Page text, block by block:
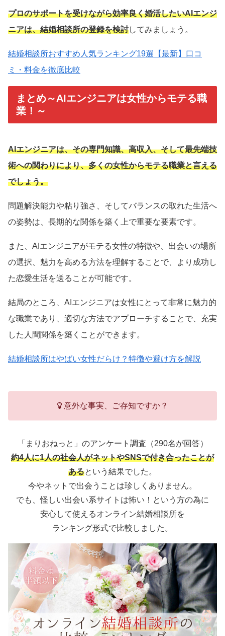
プロのサポートを受けながら効率良く婚活したいAIエンジ
ニアは、結婚相談所の登録を検討してみましょう。
結婚相談所おすすめ人気ランキング19選【最新】口コ
ミ・料金を徹底比較
まとめ～AIエンジニアは女性からモテる職
業！～
AIエンジニアは、その専門知識、高収入、そして最先端技
術への関わりにより、多くの女性からモテる職業と言える
でしょう。
問題解決能力や粘り強さ、そしてバランスの取れた生活へ
の姿勢は、長期的な関係を築く上で重要な要素です。
また、AIエンジニアがモテる女性の特徴や、出会いの場所
の選択、魅力を高める方法を理解することで、より成功し
た恋愛生活を送ることが可能です。
結局のところ、AIエンジニアは女性にとって非常に魅力的
な職業であり、適切な方法でアプローチすることで、充実
した人間関係を築くことができます。
結婚相談所はやばい女性だらけ？特徴や避け方を解説
意外な事実、ご存知ですか？
「まりおねっと」のアンケート調査（290名が回答）
約4人に1人の社会人がネットやSNSで付き合ったことが
あるという結果でした。
今やネットで出会うことは珍しくありません。
でも、怪しい出会い系サイトは怖い！という方の為に
安心して使えるオンライン結婚相談所を
ランキング形式で比較しました。